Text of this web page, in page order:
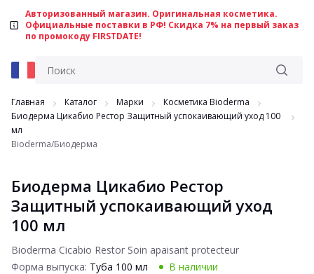
Авторизованный магазин. Оригинальная косметика.
Официальные поставки в РФ! Скидка 7% на первый заказ
по промокоду FIRSTDATE!
Главная Каталог Марки
Косметика Bioderma
Биодерма Цикабио Рестор Защитный успокаивающий уход 100
мл
Bioderma/Биодерма
Биодерма Цикабио Рестор
Защитный успокаивающий уход
100 мл
Bioderma Cicabio Restor Soin apaisant protecteur
Форма выпуска: Туба 100 мл В наличии